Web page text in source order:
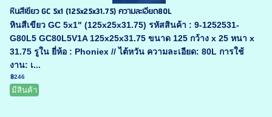
หินสีเขียว GC 5x1 (125x25x31.75) ความละเอียด80L
หินสีเขียว GC 5x1" (125x25x31.75) รหัสสินค้า : 9-1252531-
G80L5 GC80L5V1A 125x25x31.75 ขนาด 125 กว้าง x 25 หนา x
31.75 รูใน ยี่ห้อ : Phoniex // ไต้หวัน ความละเอียด: 80L การใช้
งาน: เ...
฿246
มีสินค้า